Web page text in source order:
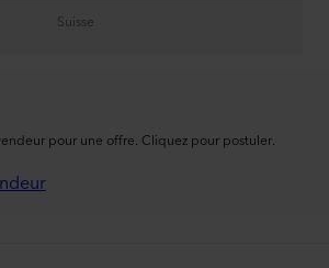
Suisse
pour une offre. Cliquez pour postuler.